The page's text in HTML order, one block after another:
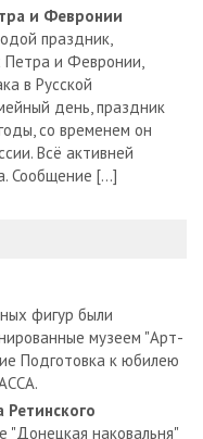
и Февронии
праздник,
и Февронии,
в Русской
день, праздник
со временем он
Всё активней
Сообщение […]
фигур были
музеем "Арт-
Подготовка к юбилею
Ретинского
"Донецкая наковальня"